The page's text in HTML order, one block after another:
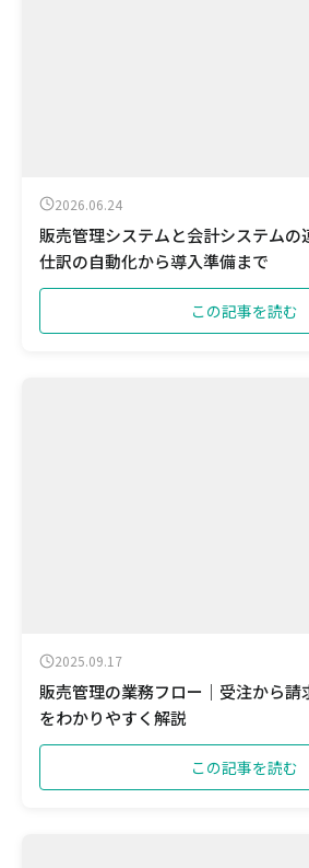
2026.06.24
販売管理システムと会計システム
仕訳の自動化から導入準備まで
この記事を読む
2025.09.17
販売管理の業務フロー｜受注から請
をわかりやすく解説
この記事を読む